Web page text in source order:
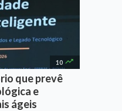
10 
que prevê
e
ágeis